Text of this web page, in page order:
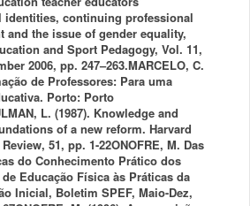
identities, continuing professional
and the issue of gender equality,
and Sport Pedagogy, Vol. 11,
2006, pp. 247–263.MARCELO, C.
de Professores: Para uma
Porto: Porto
L. (1987). Knowledge and
of a new reform. Harvard
51, pp. 1-22ONOFRE, M. Das
do Conhecimento Prático dos
Educação Física às Práticas da
Inicial, Boletim SPEF, Maio-Dez,